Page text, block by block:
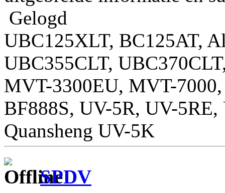
Gelogd
UBC125XLT, BC125AT,
UBC355CLT,
MVT-3300EU, MVT-
BF888S, UV-5R, UV-
Quansheng UV-5K
SPDV